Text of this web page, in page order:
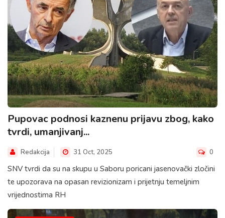
Pupovac podnosi kaznenu prijavu zbog, kako
tvrdi, umanjivanj...
Redakcija 31 Oct, 2025 0
SNV tvrdi da su na skupu u Saboru poricani jasenovački zločini
te upozorava na opasan revizionizam i prijetnju temeljnim
vrijednostima RH